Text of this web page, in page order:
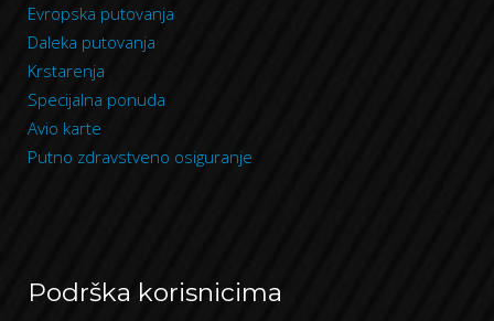
Evropska putovanja
Daleka putovanja
Krstarenja
Specijalna ponuda
Avio karte
Putno zdravstveno osiguranje
Podrška korisnicima